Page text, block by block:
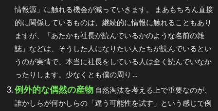
情報源」に触れる機会が減っていきます。 まあもちろん直接
的に関係しているものは、継続的に情報に触れることもあり
ますが、「あたかも社長が読んでいるかのような名前の雑
誌」などは、そうした人になりたい人たちが読んでいるとい
うのが実情で、本当に社長をしている人は全く読んでいなか
ったりします。少なくとも僕の周り ...
例外的な偶然の産物 自然淘汰を考える上で重要なのが、
誰かしらが何かしらの「違う可能性を試す」という感じで例